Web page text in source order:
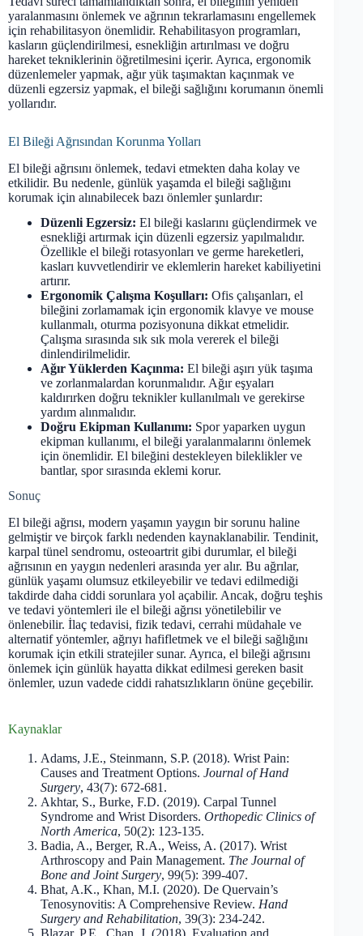
yaralanmasını önlemek ve ağrının tekrarlamasını engellemek
için rehabilitasyon önemlidir. Rehabilitasyon programları,
kasların güçlendirilmesi, esnekliğin artırılması ve doğru
hareket tekniklerinin öğretilmesini içerir. Ayrıca, ergonomik
düzenlemeler yapmak, ağır yük taşımaktan kaçınmak ve
düzenli egzersiz yapmak, el bileği sağlığını korumanın önemli
yollarıdır.
El Bileği Ağrısından Korunma Yolları
El bileği ağrısını önlemek, tedavi etmekten daha kolay ve
etkilidir. Bu nedenle, günlük yaşamda el bileği sağlığını
korumak için alınabilecek bazı önlemler şunlardır:
Düzenli Egzersiz: El bileği kaslarını güçlendirmek ve
esnekliği artırmak için düzenli egzersiz yapılmalıdır.
Özellikle el bileği rotasyonları ve germe hareketleri,
kasları kuvvetlendirir ve eklemlerin hareket kabiliyetini
artırır.
Ergonomik Çalışma Koşulları: Ofis çalışanları, el
bileğini zorlamamak için ergonomik klavye ve mouse
kullanmalı, oturma pozisyonuna dikkat etmelidir.
Çalışma sırasında sık sık mola vererek el bileği
dinlendirilmelidir.
Ağır Yüklerden Kaçınma: El bileği aşırı yük taşıma
ve zorlanmalardan korunmalıdır. Ağır eşyaları
kaldırırken doğru teknikler kullanılmalı ve gerekirse
yardım alınmalıdır.
Doğru Ekipman Kullanımı: Spor yaparken uygun
ekipman kullanımı, el bileği yaralanmalarını önlemek
için önemlidir. El bileğini destekleyen bileklikler ve
bantlar, spor sırasında eklemi korur.
Sonuç
El bileği ağrısı, modern yaşamın yaygın bir sorunu haline
gelmiştir ve birçok farklı nedenden kaynaklanabilir. Tendinit,
karpal tünel sendromu, osteoartrit gibi durumlar, el bileği
ağrısının en yaygın nedenleri arasında yer alır. Bu ağrılar,
günlük yaşamı olumsuz etkileyebilir ve tedavi edilmediği
takdirde daha ciddi sorunlara yol açabilir. Ancak, doğru teşhis
ve tedavi yöntemleri ile el bileği ağrısı yönetilebilir ve
önlenebilir. İlaç tedavisi, fizik tedavi, cerrahi müdahale ve
alternatif yöntemler, ağrıyı hafifletmek ve el bileği sağlığını
korumak için etkili stratejiler sunar. Ayrıca, el bileği ağrısını
önlemek için günlük hayatta dikkat edilmesi gereken basit
önlemler, uzun vadede ciddi rahatsızlıkların önüne geçebilir.
Kaynaklar
Adams, J.E., Steinmann, S.P. (2018). Wrist Pain:
Causes and Treatment Options. Journal of Hand
Surgery, 43(7): 672-681.
Akhtar, S., Burke, F.D. (2019). Carpal Tunnel
Syndrome and Wrist Disorders. Orthopedic Clinics of
North America, 50(2): 123-135.
Badia, A., Berger, R.A., Weiss, A. (2017). Wrist
Arthroscopy and Pain Management. The Journal of
Bone and Joint Surgery, 99(5): 399-407.
Bhat, A.K., Khan, M.I. (2020). De Quervain’s
Tenosynovitis: A Comprehensive Review. Hand
Surgery and Rehabilitation, 39(3): 234-242.
Blazar, P.E., Chan, J. (2018). Evaluation and